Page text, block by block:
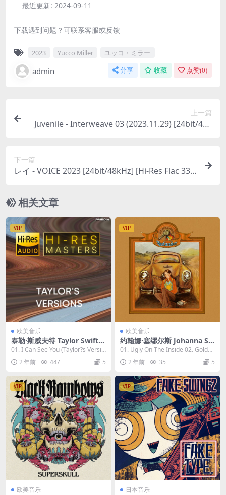
最近更新: 2024-09-11
下载遇到问题？可联系客服或反馈
2023 Yucco Miller ユッコ・ミラー
admin 分享 收藏 点赞(0)
上一篇
Juvenile - Interweave 03 (2023.11.29) [24bit/48k
下一篇
レイ - VOICE 2023 [24bit/48kHz] [Hi-Res Flac 338
相关文章
VIP
欧美音乐
泰勒·斯威夫特 Taylor Swift -
Hi-Res Masters Taylor's Ver
sions 2023 [24bit/96kHz]
[Hi-Res Flac 2.91GB]
01. I Can See You (Taylor?s Versio
n) (Fr...
2 年前 447 5
VIP
欧美音乐
约翰娜·塞缪尔斯 Johanna Sa
muels - Bystander 2023 [24
Bit/96kHz] [Hi-Res Flac 388
MB]
01. Ugly On The Inside 02. Golden
Gate 0...
2 年前 35 5
VIP
欧美音乐
VIP
日本音乐